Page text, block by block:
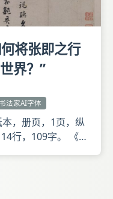
将张即之行
界？”
法家AI字体
本，册页，1页，纵
行，109字。 《台
幅。仰乞台照，垂
小字，則目視茫